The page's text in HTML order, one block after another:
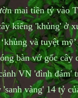
mai tiền tỷ vào
kiểng 'khủng' ở
và tuyệt
bàn vớ gốc cây
VN 'đình đám'
vàng' 14 tỷ